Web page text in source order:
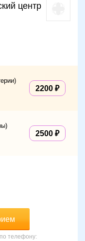
центр
2200
2500
телефону: